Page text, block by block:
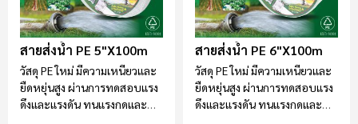
สายส่งน้ำ PE 5"x100m
วัสดุ PE ใหม่ มีความเหนียวและ
ยืดหยุ่นสูง ผ่านการทดสอบแรง
ดึงและแรงดัน ทนแรงกดและ
สายส่งน้ำ PE 6"x100m
วัสดุ PE ใหม่ มีความเหนียวและ
ยืดหยุ่นสูง ผ่านการทดสอบแรง
ดึงและแรงดัน ทนแรงกดและ